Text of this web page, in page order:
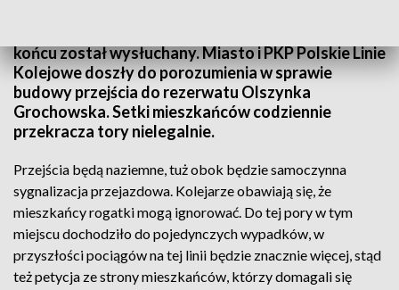
końcu został wysłuchany. Miasto i PKP Polskie Linie
Kolejowe doszły do porozumienia w sprawie
budowy przejścia do rezerwatu Olszynka
Grochowska. Setki mieszkańców codziennie
przekracza tory nielegalnie.
Przejścia będą naziemne, tuż obok będzie samoczynna
sygnalizacja przejazdowa. Kolejarze obawiają się, że
mieszkańcy rogatki mogą ignorować. Do tej pory w tym
miejscu dochodziło do pojedynczych wypadków, w
przyszłości pociągów na tej linii będzie znacznie więcej, stąd
też petycja ze strony mieszkańców, którzy domagali się